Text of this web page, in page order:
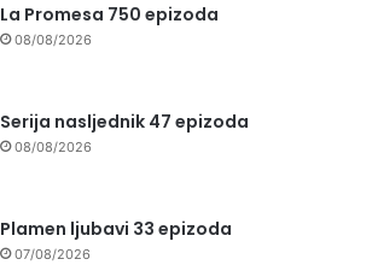
La Promesa 750 epizoda
08/08/2026
Serija nasljednik 47 epizoda
08/08/2026
Plamen ljubavi 33 epizoda
07/08/2026